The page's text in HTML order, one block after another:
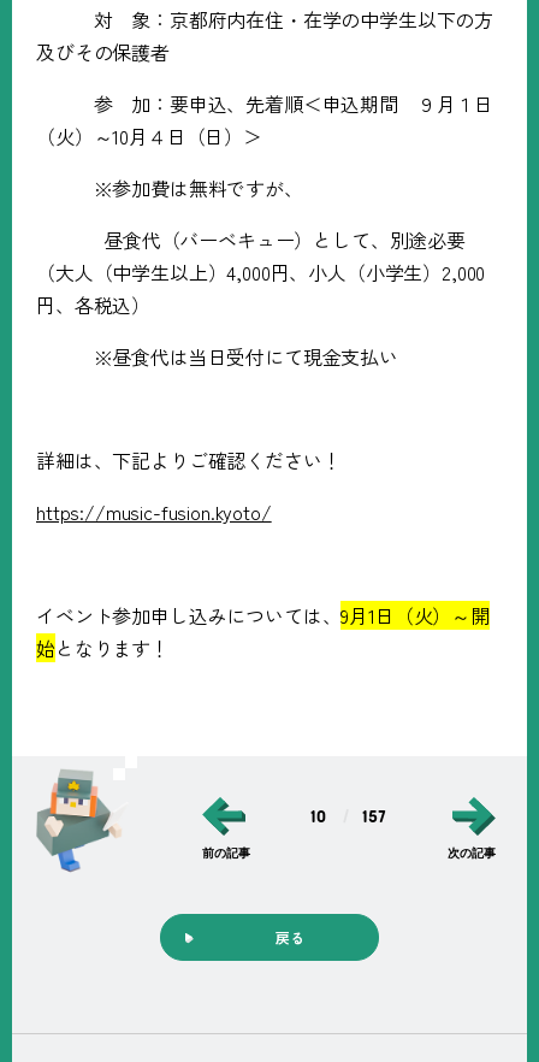
対 象：京都府内在住・在学の中学生以下の方
及びその保護者
参 加：要申込、先着順＜申込期間 ９月１日
（火）～10月４日（日）＞
※参加費は無料ですが、
昼食代（バーベキュー）として、別途必要
（大人（中学生以上）4,000円、小人（小学生） 2,000
円、各税込）
※昼食代は当日受付にて現金支払い
詳細は、下記よりご確認ください！
https://music-fusion.kyoto/
イベント参加申し込みについては、9月1 日（火）～開
始となります！
前の記事
10 157
次の記事
戻る